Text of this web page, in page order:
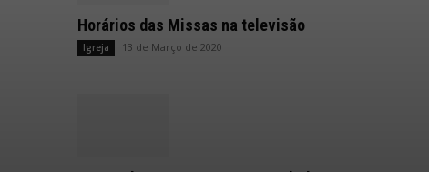
Horários das Missas na televisão
Igreja 13 de Março de 2020